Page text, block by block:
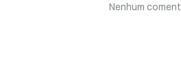
Nenhum